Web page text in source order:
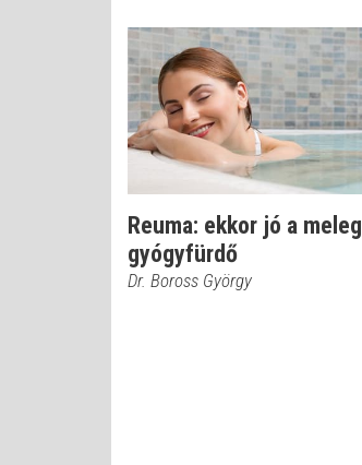
Reuma: ekkor jó a meleg
gyógyfürdő
Dr. Boross György